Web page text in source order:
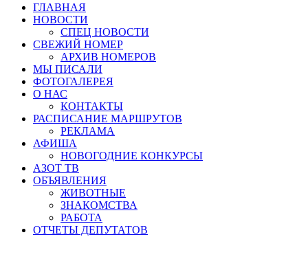
ГЛАВНАЯ
НОВОСТИ
СПЕЦ НОВОСТИ
СВЕЖИЙ НОМЕР
АРХИВ НОМЕРОВ
МЫ ПИСАЛИ
ФОТОГАЛЕРЕЯ
О НАС
КОНТАКТЫ
РАСПИСАНИЕ МАРШРУТОВ
РЕКЛАМА
АФИША
НОВОГОДНИЕ КОНКУРСЫ
АЗОТ ТВ
ОБЪЯВЛЕНИЯ
ЖИВОТНЫЕ
ЗНАКОМСТВА
РАБОТА
ОТЧЕТЫ ДЕПУТАТОВ